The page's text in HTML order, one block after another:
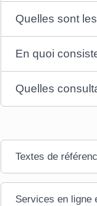
Quelles sont
En quoi
Quelles
Textes de
Services en ligne